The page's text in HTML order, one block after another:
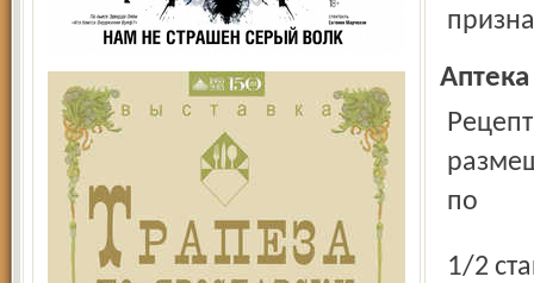
Рецепт 1. В стакане свежеприготовленного сока моркови
по
1/2 стакана смеси 3 – 4 раза в день за 30 – 40 минут до